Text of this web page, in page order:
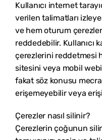
Kullanıcı internet
verilen talimatları
ve hem oturum
reddedebilir. Kullanıcı
çerezlerini reddetmesi
sitesini veya mobil
fakat söz konusu
erişemeyebilir veya
Çerezler nasıl silinir?
Çerezlerin çoğunun